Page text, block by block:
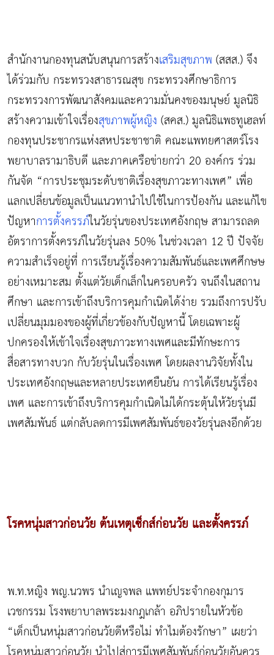
สำนักงานกองทุนสนับสนุนการสร้างเสริมสุขภาพ (สสส.) จึง
ได้ร่วมกับ กระทรวงสาธารณสุข กระทรวงศึกษาธิการ
กระทรวงการพัฒนาสังคมและความมั่นคงของมนุษย์ มูลนิธิ
สร้างความเข้าใจเรื่องสุขภาพผู้หญิง (สคส.) มูลนิธิแพธทูเฮลท์
กองทุนประชากรแห่งสหประชาชาติ คณะแพทยศาสตร์โรง
พยาบาลรามาธิบดี และภาคเครือข่ายกว่า 20 องค์กร ร่วม
กันจัด “การประชุมระดับชาติเรื่องสุขภาวะทางเพศ” เพื่อ
แลกเปลี่ยนข้อมูลเป็นแนวทานำไปใช้ในการป้องกัน และแก้ไข
ปัญหาการตั้งครรภ์ในวัยรุ่นของประเทศอังกฤษ สามารถลด
อัตราการตั้งครรภ์ในวัยรุ่นลง 50% ในช่วงเวลา 12 ปี ปัจจัย
ความสำเร็จอยู่ที่ การเรียนรู้เรื่องความสัมพันธ์และเพศศึกษษ
อย่างเหมาะสม ตั้งแต่วัยเด็กเล็กในครอบครัว จนถึงในสถาน
ศึกษา และการเข้าถึงบริการคุมกำเนิดได้ง่าย รวมถึงการปรับ
เปลี่ยนมุมมองของผู้ที่เกี่ยวข้องกับปัญหานี้ โดยเฉพาะผู้
ปกครองให้เข้าใจเรื่องสุขภาวะทางเพศและมีทักษะการ
สื่อสารทางบวก กับวัยรุ่นในเรื่องเพศ โดยผลงานวิจัยทั้งใน
ประเทศอังกฤษและหลายประเทศยืนยัน การได้เรียนรู้เรื่อง
เพศ และการเข้าถึงบริการคุมกำเนิดไม่ได้กระตุ้นให้วัยรุ่นมี
เพศสัมพันธ์ แต่กลับลดการมีเพศสัมพันธ์ของวัยรุ่นลงอีกด้วย
โรคหนุ่มสาวก่อนวัย ต้นเหตุเซ็กส์ก่อนวัย และตั้งครรภ์
พ.ท.หญิง พญ.นวพร นำเญจพล แพทย์ประจำกองกุมาร
เวชกรรม โรงพยาบาลพระมงกฎเกล้า อภิปรายในหัวข้อ
“เด็กเป็นหนุ่มสาวก่อนวัยดีหรือไม่ ทำไมต้องรักษา” เผยว่า